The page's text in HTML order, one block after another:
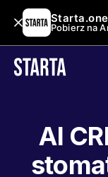
Starta.one
Pobierz na
AI